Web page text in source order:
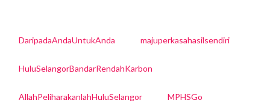
DaripadaAndaUntukAnda majuperkasahasilsendiri
HuluSelangorBandarRendahKarbon
AllahPeliharakanlahHuluSelangor MPHSGo